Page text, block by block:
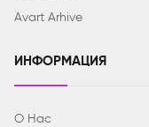
Avart Arhive
ИНФОРМАЦИЯ
О Нас